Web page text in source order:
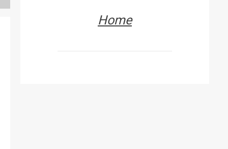
Home